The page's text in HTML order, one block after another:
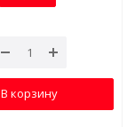
В корзину